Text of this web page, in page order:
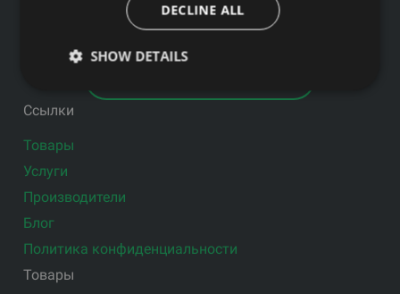
Ссылки
Товары
Услуги
Производители
Блог
Политика конфиденциальности
Товары
DECLINE ALL
SHOW DETAILS